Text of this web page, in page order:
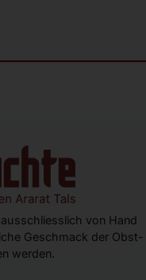
von Hand
Geschmack der Obst-
werden.